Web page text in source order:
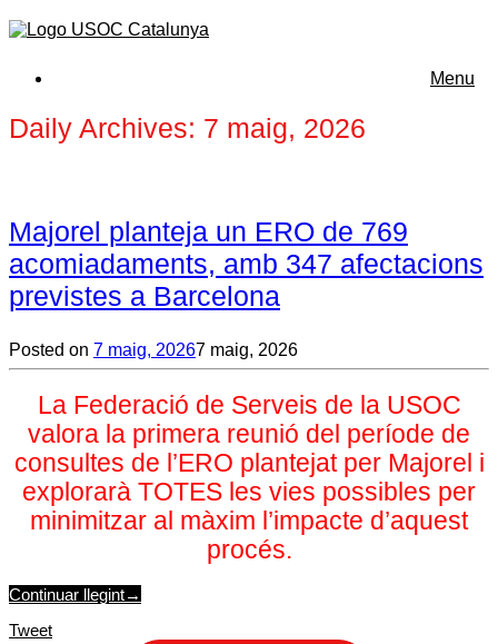
Menu
Daily Archives: 7 maig, 2026
Majorel planteja un ERO de 769
acomiadaments, amb 347 afectacions
previstes a Barcelona
Posted on 7 maig, 20267 maig, 2026
La Federació de Serveis de la USOC
valora la primera reunió del període de
consultes de l’ERO plantejat per Majorel i
explorarà TOTES les vies possibles per
minimitzar al màxim l’impacte d’aquest
procés.
Continuar llegint→
Tweet